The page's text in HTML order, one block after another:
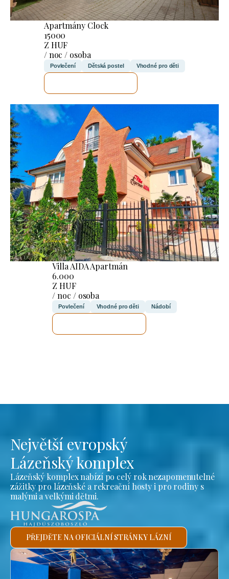
Apartmány Clock
15000
Z HUF
/ noc / osoba
Povlečení Dětská postel Vhodné pro děti
Villa AIDA Apartmán
6.000
Z HUF
/ noc / osoba
Povlečení Vhodné pro děti Nádobí
Největší evropský
Lázeňský komplex
Lázeňský komplex nabízí po celý rok nezapomenutelné
zážitky pro lázeňské a rekreační hosty i pro rodiny s
malými a velkými dětmi.
PŘEJDĚTE NA OFICIÁLNÍ STRÁNKY LÁZNÍ